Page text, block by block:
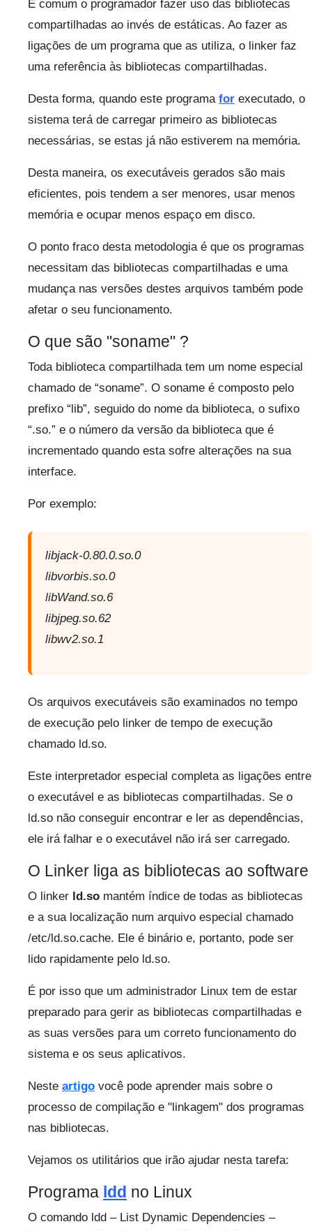
É comum o programador fazer uso das bibliotecas
compartilhadas ao invés de estáticas. Ao fazer as
ligações de um programa que as utiliza, o linker faz
uma referência às bibliotecas compartilhadas.
Desta forma, quando este programa for executado, o
sistema terá de carregar primeiro as bibliotecas
necessárias, se estas já não estiverem na memória.
Desta maneira, os executáveis gerados são mais
eficientes, pois tendem a ser menores, usar menos
memória e ocupar menos espaço em disco.
O ponto fraco desta metodologia é que os programas
necessitam das bibliotecas compartilhadas e uma
mudança nas versões destes arquivos também pode
afetar o seu funcionamento.
O que são "soname" ?
Toda biblioteca compartilhada tem um nome especial
chamado de “soname”. O soname é composto pelo
prefixo “lib”, seguido do nome da biblioteca, o sufixo
“.so.” e o número da versão da biblioteca que é
incrementado quando esta sofre alterações na sua
interface.
Por exemplo:
libjack-0.80.0.so.0
libvorbis.so.0
libWand.so.6
libjpeg.so.62
libwv2.so.1
Os arquivos executáveis são examinados no tempo
de execução pelo linker de tempo de execução
chamado ld.so.
Este interpretador especial completa as ligações entre
o executável e as bibliotecas compartilhadas. Se o
ld.so não conseguir encontrar e ler as dependências,
ele irá falhar e o executável não irá ser carregado.
O Linker liga as bibliotecas ao software
O linker ld.so mantém índice de todas as bibliotecas
e a sua localização num arquivo especial chamado
/etc/ld.so.cache. Ele é binário e, portanto, pode ser
lido rapidamente pelo ld.so.
É por isso que um administrador Linux tem de estar
preparado para gerir as bibliotecas compartilhadas e
as suas versões para um correto funcionamento do
sistema e os seus aplicativos.
Neste artigo você pode aprender mais sobre o
processo de compilação e "linkagem" dos programas
nas bibliotecas.
Vejamos os utilitários que irão ajudar nesta tarefa:
Programa ldd no Linux
O comando ldd – List Dynamic Dependencies –